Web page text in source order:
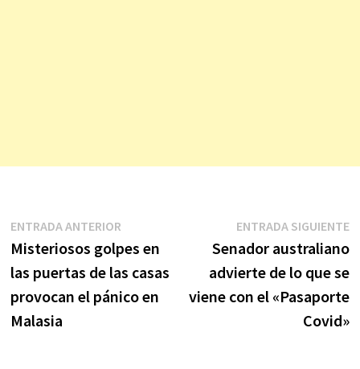
Navegación
de
entradas
ENTRADA ANTERIOREntrada
anterior:
Misteriosos golpes en
las puertas de las casas
provocan el pánico en
Malasia
ENTRADA SIGUIENTE
Senador australiano
advierte de lo que se
viene con el «Pasaporte
Covid»